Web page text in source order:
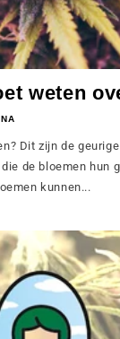
weten
Dit zijn de
de bloemen hun
kunnen...